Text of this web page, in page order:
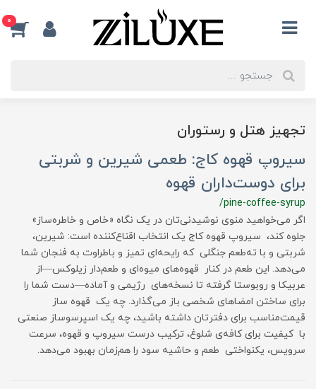
0
تجهیز هتل و رستوران
سیروپ قهوه کاج: طعمی شیرین و شربتی
برای دوست‌داران قهوه
/pine-coffee-syrup
اگر می‌خواهید منوی نوشیدنی‌تان در یک نگاه «خاص و خاطره‌ساز»
جلوه کند، سیروپ قهوه کاج یک انتخاب اقناع‌کننده است: شیرین،
شربتی و با ته‌طعم جنگلی که رایحه‌ای تمیز و باطراوت به فنجان شما
می‌دهد. این طعم در کنار قهوه‌های میوه‌ای و طعم‌دار زیلوکس—از
عربیکا و روبوستا گرفته تا نسخه‌های رژیمی و آماده—دست شما را
برای ساختن امضاهای شخصی باز می‌گذارد. چه یک قهوه ساز
قیمت‌مناسب برای دفترتان داشته باشید، چه یک اسپرسوساز صنعتی
با کیفیت برای کافه‌ی شلوغ، ترکیب درست سیروپ و قهوه، سرعت
سرویس، یکنواختی طعم و حاشیه سود را هم‌زمان بهبود می‌دهد.